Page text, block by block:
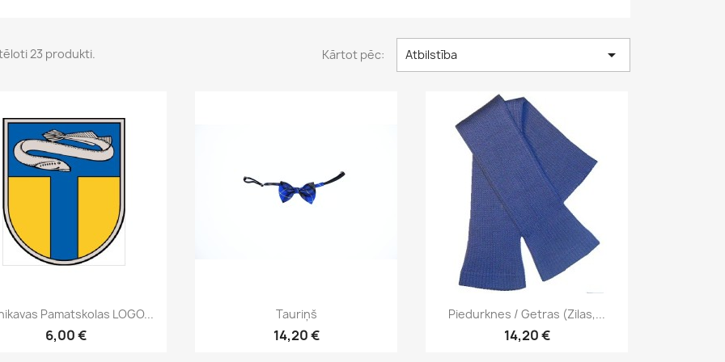
23 produkti. Kārtot pēc: Atbilstība 
Īss ieskats
Pamatskolas LOGO...
6,00 €
Īss ieskats
Tauriņš
14,20 €
Īss ieskats
Piedurknes / Getras (zilas,...
14,20 €